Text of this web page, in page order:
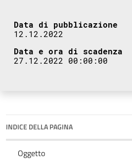
Data di pubblicazione
12.12.2022
Data e ora di scadenza
27.12.2022 00:00:00
INDICE DELLA PAGINA
Oggetto